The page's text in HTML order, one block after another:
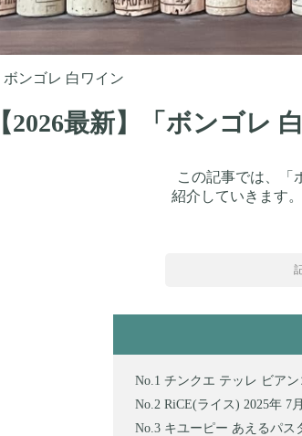
ボンゴレ 白ワイン
【2026最新】「ボンゴレ
この記事では、「
紹介していきます
チンクエ テッレ ビアン
RiCE(ライス) 2025年 7
キユーピー あえるパス